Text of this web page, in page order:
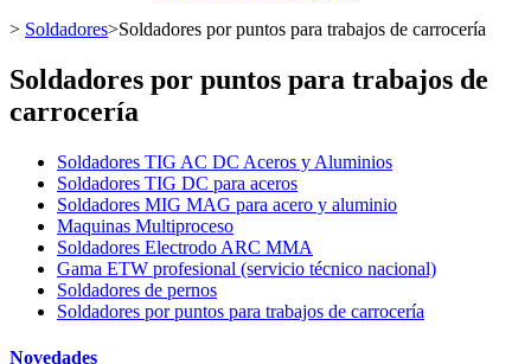
> Soldadores>Soldadores por puntos para trabajos de carrocería
Soldadores por puntos para trabajos de
carrocería
Soldadores TIG AC DC Aceros y Aluminios
Soldadores TIG DC para aceros
Soldadores MIG MAG para acero y aluminio
Maquinas Multiproceso
Soldadores Electrodo ARC MMA
Gama ETW profesional (servicio técnico nacional)
Soldadores de pernos
Soldadores por puntos para trabajos de carrocería
Novedades